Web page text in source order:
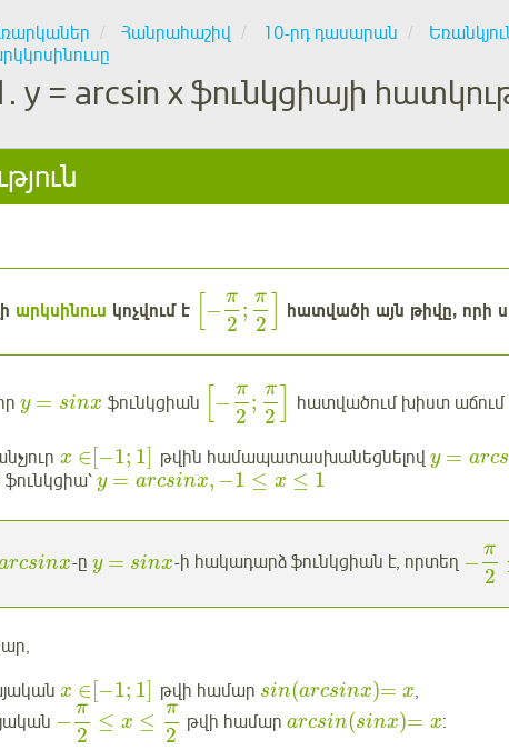
Հանրահաշիվ 10-րդ դասարան
y = arcsin x ֆունկցիայի
արկսինուս կոչվում է −
π
2
;
π
2
հատվածի այն թիվը, որի
y = sinx ֆունկցիան −
π
2
;
π
2
հատվածում խիստ
x ∈ −1; 1 թվին համապատասխանեցնելովy =
y = arcsinx, −1 ≤ x ≤ 1
-ը y = sinx-ի հակադարձ ֆունկցիան է, որտեղ −
π
2
x ∈ −1; 1 թվի համար sin(arcsinx)= x,
−
π
2
≤ x ≤
π
2
թվի համարarcsin(sinx)= x: